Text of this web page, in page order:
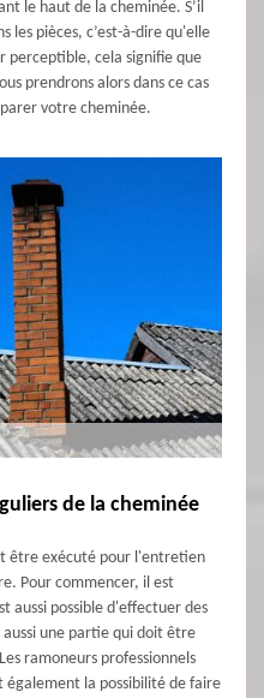
le haut de la cheminée. S’il
les pièces, c’est-à-dire qu'elle
perceptible, cela signifie que
prendrons alors dans ce cas
votre cheminée.
de la cheminée
être exécuté pour l'entretien
Pour commencer, il est
aussi possible d'effectuer des
une partie qui doit être
ramoneurs professionnels
la possibilité de faire